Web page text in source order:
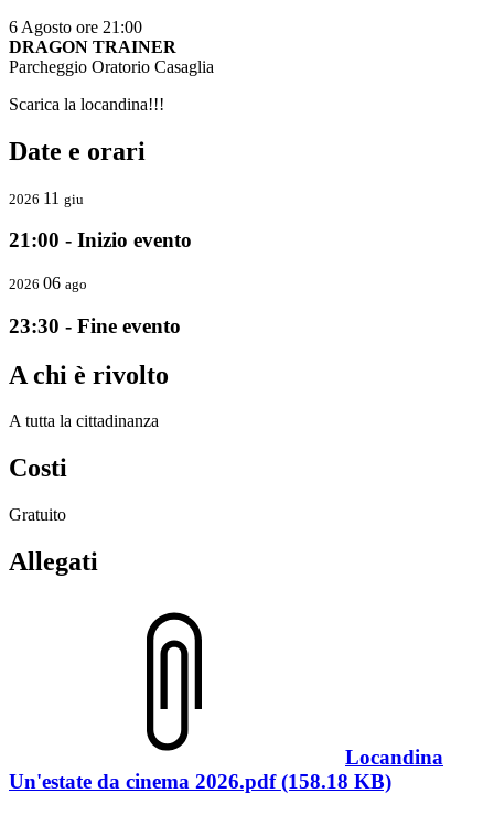
6 Agosto ore 21:00
DRAGON TRAINER
Parcheggio Oratorio Casaglia
Scarica la locandina!!!
Date e orari
2026 11 giu
21:00 - Inizio evento
2026 06 ago
23:30 - Fine evento
A chi è rivolto
A tutta la cittadinanza
Costi
Gratuito
Allegati
Locandina
Un'estate da cinema 2026.pdf (158.18 KB)